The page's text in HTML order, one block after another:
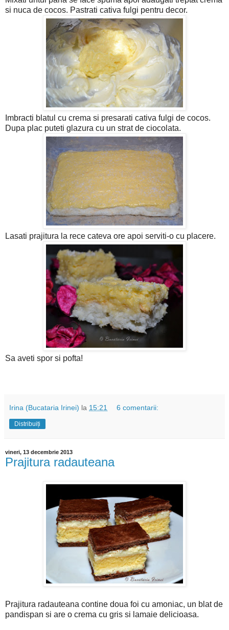
si nuca de cocos. Pastrati cativa fulgi pentru decor.
Imbracti blatul cu crema si presarati cativa fulgi de cocos.
Dupa plac puteti glazura cu un strat de ciocolata.
Lasati prajitura la rece cateva ore apoi serviti-o cu placere.
Sa aveti spor si pofta!
Irina (Bucataria Irinei) la 15:21 6 comentarii:
Distribuiți
vineri, 13 decembrie 2013
Prajitura radauteana
Prajitura radauteana contine doua foi cu amoniac, un blat de
pandispan si are o crema cu gris si lamaie delicioasa.